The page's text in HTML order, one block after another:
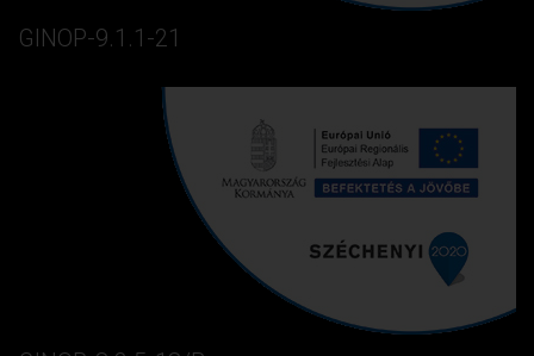
GINOP-9.1.1-21